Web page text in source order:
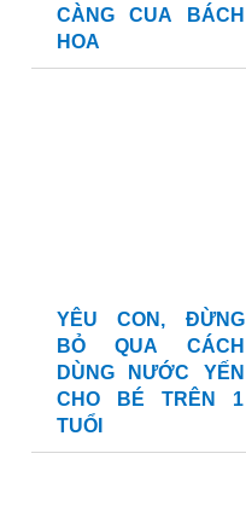
CÀNG CUA BÁCH
HOA
YÊU CON, ĐỪNG
BỎ QUA CÁCH
DÙNG NƯỚC YẾN
CHO BÉ TRÊN 1
TUỔI